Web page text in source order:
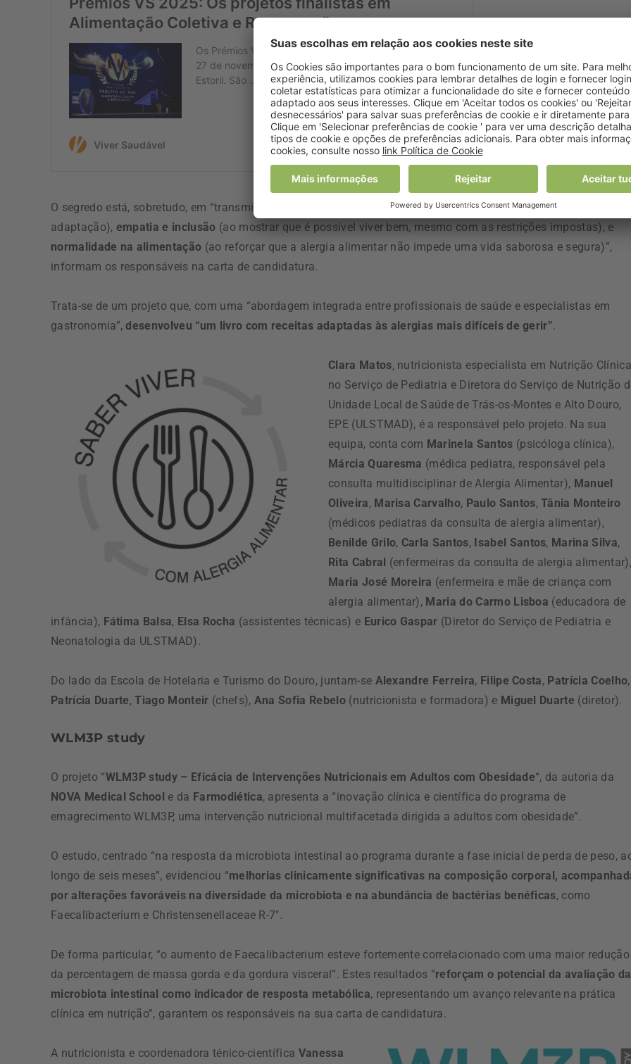
O segredo está, sobretudo, em “transmitir conhecimento e autonomia(‘saber viver’ implica educação, literacia e
adaptação), empatia e inclusão (ao mostrar que é possível viver bem, mesmo com as restrições impostas), e
normalidade na alimentação (ao reforçar que a alergia alimentar não impede uma vida saborosa e segura)”,
informam os responsáveis na carta de candidatura.
Trata-se de um projeto que, com uma “abordagem integrada entre profissionais de saúde e especialistas em
gastronomia”,desenvolveu “um livro com receitas adaptadas às alergias mais difíceis de gerir”.
Clara Matos, nutricionista especialista em Nutrição Clínica
no Serviço de Pediatria e Diretora do Serviço de Nutrição
Unidade Local de Saúde de Trás-os-Montes e Alto Douro,
EPE (ULSTMAD), é a responsável pelo projeto. Na sua
equipa, conta com Marinela Santos (psicóloga clínica),
Márcia Quaresma (médica pediatra, responsável pela
consulta multidisciplinar de Alergia Alimentar), Manuel
Oliveira, Marisa Carvalho, Paulo Santos,Tânia Monteiro
(médicos pediatras da consulta de alergia alimentar),
Benilde Grilo, Carla Santos,Isabel Santos, Marina Silva,
Rita Cabral (enfermeiras da consulta de alergia alimentar),
Maria José Moreira (enfermeira e mãe de criança com
alergia alimentar), Maria do Carmo Lisboa (educadora de
infância), Fátima Balsa, Elsa Rocha (assistentes técnicas) e Eurico Gaspar (Diretor do Serviço de Pediatria e
Neonatologia da ULSTMAD).
Do lado da Escola de Hotelaria e Turismo do Douro, juntam-se Alexandre Ferreira, Filipe Costa, Patrícia Coelho,
Patrícia Duarte,Tiago Monteir (chefs), Ana Sofia Rebelo(nutricionista e formadora) e Miguel Duarte (diretor).
WLM3P study
O projeto “WLM3P study – Eficácia de Intervenções Nutricionais em Adultos com Obesidade“, da autoria da
NOVA Medical School e da Farmodiética, apresenta a “inovação clínica e científica do programa de
emagrecimento WLM3P, uma intervenção nutricional multifacetada dirigida a adultos com obesidade”.
O estudo, centrado “na resposta da microbiota intestinal ao programa durante a fase inicial de perda de peso,
longo de seis meses”, evidenciou “melhorias clinicamente significativas na composição corporal,
por alterações favoráveis na diversidade da microbiota e na abundância de bactérias benéficas, como
Faecalibacterium e Christensenellaceae R-7″.
De forma particular, “o aumento de Faecalibacterium esteve fortemente correlacionado com uma maior redução
da percentagem de massa gorda e da gordura visceral”. Estes resultados “reforçam o potencial da avaliação da
microbiota intestinal como indicador de resposta metabólica, representando um avanço relevante na prática
clínica em nutrição”, garantem os responsáveis na sua carta de candidatura.
A nutricionista e coordenadora ténico-científica Vanessa